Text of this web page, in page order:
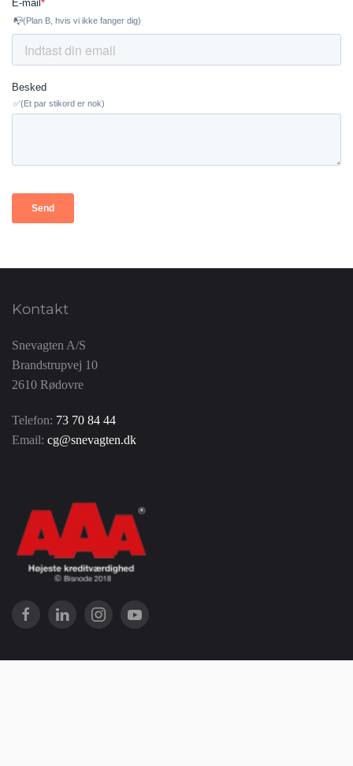
Kontakt
Snevagten A/S
Brandstrupvej 10
2610 Rødovre
Telefon: 73 70 84 44
Email: cg@snevagten.dk